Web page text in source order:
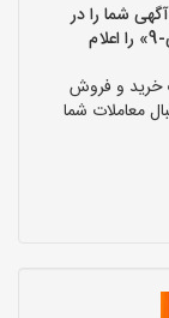
شما را در
سایت «پارچه فروشی ها» دیده ام و کد «آگهی-9» را اعلام
خرید و فروش
معاملات شما